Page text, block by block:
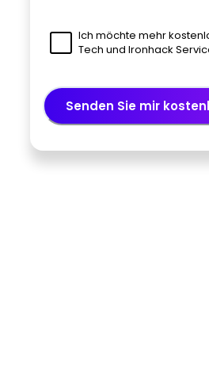
Ich möchte mehr
Tech und Ironhack
Senden Sie mir